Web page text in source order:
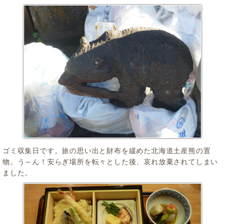
ゴミ収集日です。旅の思い出と財布を緩めた北海道土産熊の置
物。う～ん！安らぎ場所を転々とした後、哀れ放棄されてしまい
ました。